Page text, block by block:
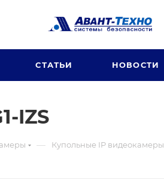
СТАТЬИ НОВОСТИ
IZS
— Купольные IP видеокамеры